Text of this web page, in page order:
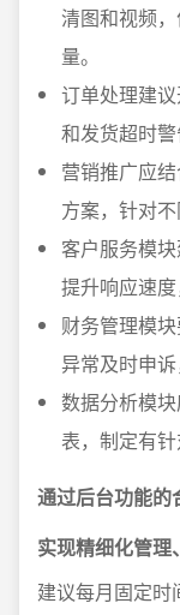
清图和视频
量。
订单处理建
和发货超时警
营销推广应
方案，针对
客户服务模
提升响应速度
财务管理模
异常及时申诉
数据分析模
表，制定有针
通过后台功能的
实现精细化管理
建议每月固定时